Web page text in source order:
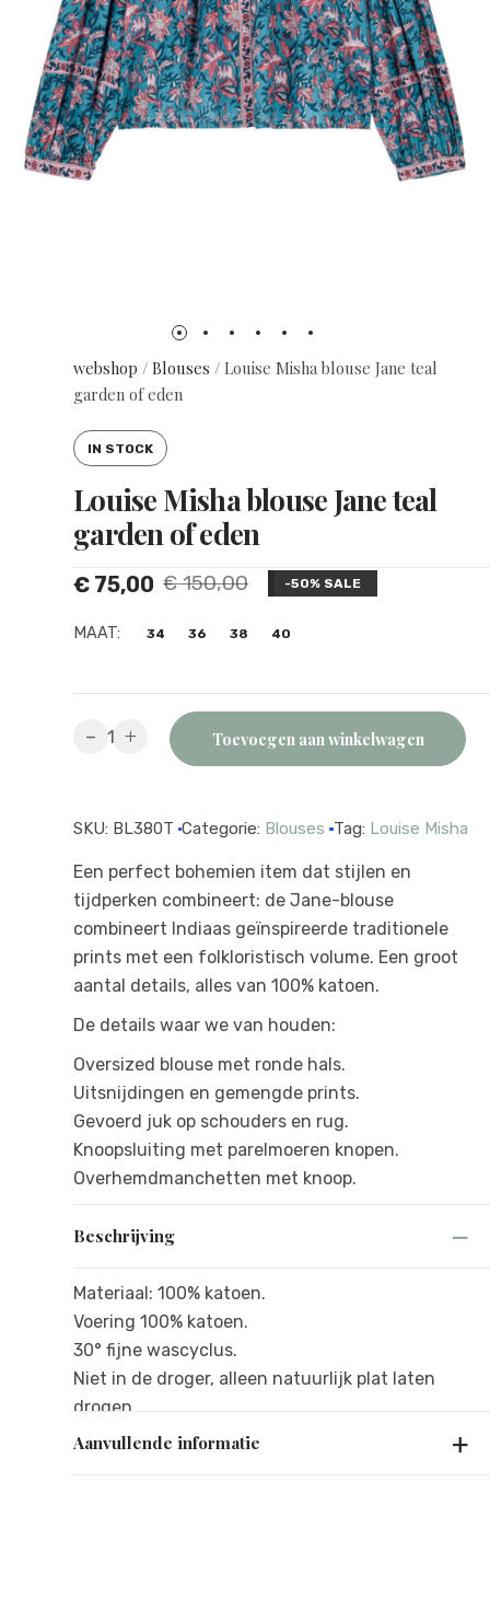
webshop /Blouses /Louise Misha blouse Jane teal
garden of eden
IN STOCK
Louise Misha blouse Jane teal
garden of eden
Oorspronkelijke
€ 150,00.
€ 75,00 €150,00
Huidige
€ 75,00.
-50% SALE
MAAT: 34 36 38 40
+
-
Louise
garden
of
eden
quantity
Toevoegen aan winkelwagen
SKU: BL380T Categorie: Blouses Tag: Louise Misha
Een perfect bohemien item dat stijlen en
tijdperken combineert: de Jane-blouse
combineert Indiaas geïnspireerde traditionele
prints met een folkloristisch volume. Een groot
aantal details, alles van 100% katoen.
De details waar we van houden:
Oversized blouse met ronde hals.
Uitsnijdingen en gemengde prints.
Gevoerd juk op schouders en rug.
Knoopsluiting met parelmoeren knopen.
Overhemdmanchetten met knoop.
Beschrijving
Materiaal: 100% katoen.
Voering 100% katoen.
30° fijne wascyclus.
Niet in de droger, alleen natuurlijk plat laten
drogen.
Aanvullende informatie